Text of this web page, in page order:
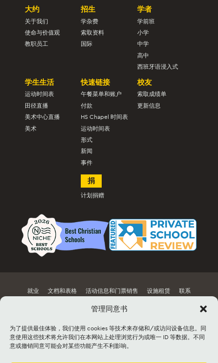
管理同意书
为了提供最佳体验，我们使用 cookies 等技术来存储和/或访问设备信息。同
意使用这些技术将允许我们在本网站上处理浏览行为或唯一 ID 等数据。不同
意或撤销同意可能会对某些功能产生不利影响。
大约
关于我们
使命与价值观
教职员工
招生
学杂费
索取资料
国际
学者
学前班
小学
中学
高中
西班牙语浸入式
学生生活
运动时间表
田径直播
美术中心直播
美术
快速链接
午餐菜单和账户
付款
HS Chapel 时间表
运动时间表
形式
新闻
事件
校友
索取成绩单
更新信息
捐
计划捐赠
就业 文档和表格 活动信息和门票销售 设施租赁 联系
网站地图
©2026 Lancaster Mennonite. All rights
reserved. |Privacy Policy|Cookie Policy
|
Social Media Policy|Title IX|